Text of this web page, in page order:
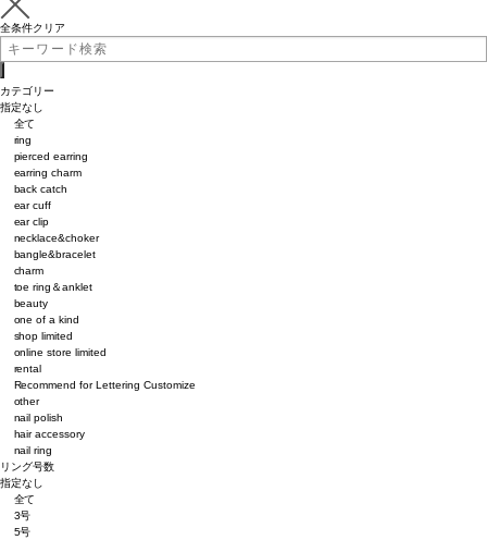
全条件クリア
カテゴリー
指定なし
全て
ring
pierced earring
earring charm
back catch
ear cuff
ear clip
necklace&choker
bangle&bracelet
charm
toe ring＆anklet
beauty
one of a kind
shop limited
online store limited
rental
Recommend for Lettering Customize
other
nail polish
hair accessory
nail ring
リング号数
指定なし
全て
3号
5号